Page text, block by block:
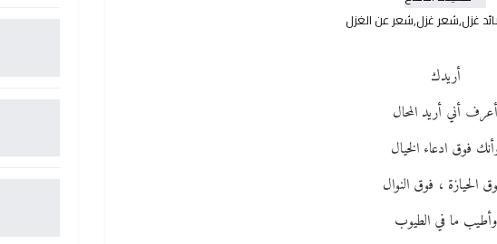
غزل,شعر غزل,شعر عن الغزل
أريدك
أعرف أني أريد المحال
فوق ادعاء الخيال
الحيازة ، فوق النوال
وأطيب ما في الطيوب